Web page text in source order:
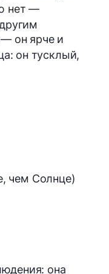
нет —
он ярче и
он тусклый,
чем Солнце)
она